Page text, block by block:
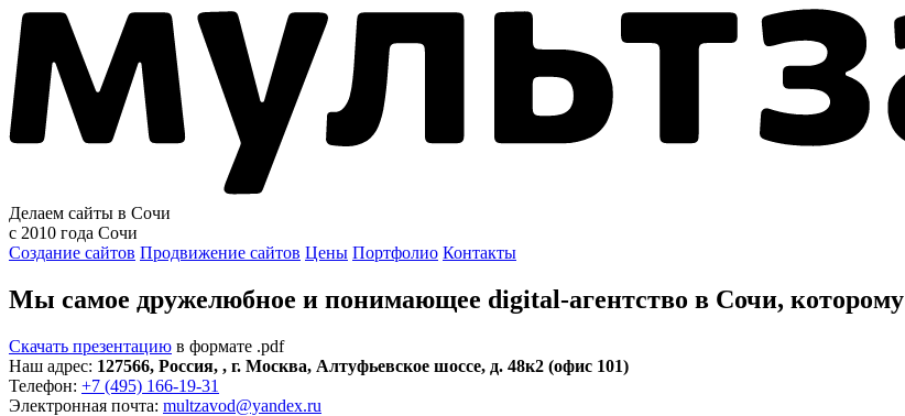
Делаем сайты в Сочи
с 2010 года Сочи
Создание сайтов Продвижение сайтов Цены Портфолио Контакты
Мы самое дружелюбное и понимающее digital-агентство в Сочи, которому
Скачать презентацию в формате .pdf
Наш адрес: 127566, Россия, , г. Москва, Алтуфьевское шоссе, д. 48к2 (офис 101)
Телефон: +7 (495) 166-19-31
Электронная почта: multzavod@yandex.ru